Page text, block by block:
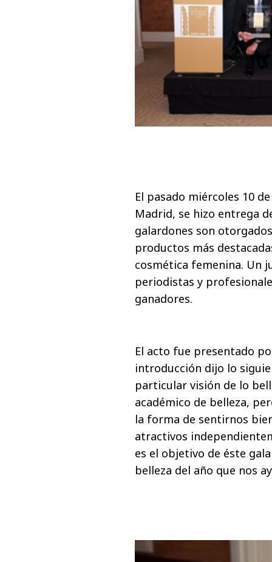
El pasado miércoles 10
Madrid, se hizo entrega
galardones son
productos más
cosmética femenina. Un
periodistas y
ganadores.
El acto fue presentado
introducción dijo lo
particular visión de lo
académico de belleza,
la forma de sentirnos
atractivos
es el objetivo de éste
belleza del año que nos